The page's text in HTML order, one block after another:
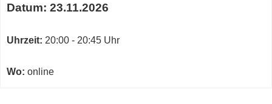
Datum: 23.11.2026
Uhrzeit: 20:00 - 20:45 Uhr
Wo: online